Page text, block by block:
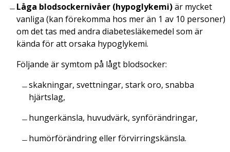
Låga blodsockernivåer (hypoglykemi)är mycket
vanliga (kan förekomma hos mer än 1 av 10 personer)
om det tas med andra diabetesläkemedel som är
kända för att orsaka hypoglykemi.
Följande är symtom på lågt blodsocker:
skakningar, svettningar, stark oro, snabba
hjärtslag,
hungerkänsla, huvudvärk, synförändringar,
humörförändring eller förvirringskänsla.